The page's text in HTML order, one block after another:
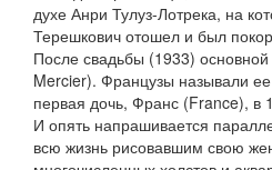
духе Анри Тулуз-Лотрека, на
Терешкович отошел и был
После свадьбы (1933)
Mercier). Французы называли
первая дочь, Франс (France), в
И опять напрашивается
всю жизнь рисовавшим свою